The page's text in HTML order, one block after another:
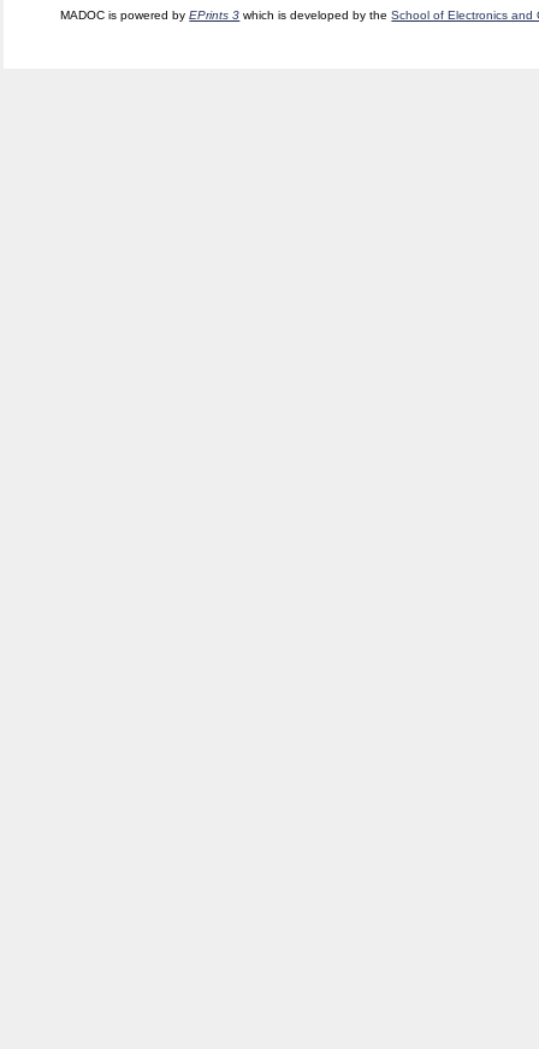
MADOC is powered byEPrints 3 which is developed by theSchool of Electronics and